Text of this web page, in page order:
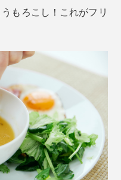
もろこし！これがフリ